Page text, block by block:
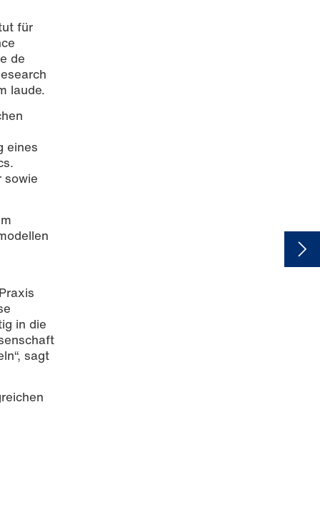
für
de
laude.
eines
sowie
in die
sagt